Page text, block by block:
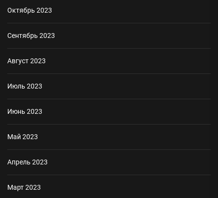
Октябрь 2023
Сентябрь 2023
Август 2023
Июль 2023
Июнь 2023
Май 2023
Апрель 2023
Март 2023